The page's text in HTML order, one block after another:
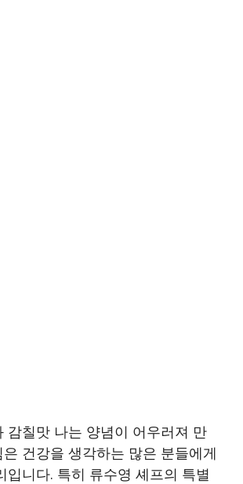
감칠맛 나는 양념이 어우러져 만
건강을 생각하는 많은 분들에게
입니다. 특히 류수영 셰프의 특별